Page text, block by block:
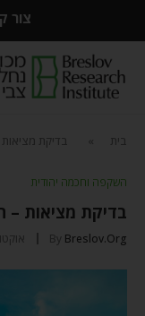
צור
בית בדיקת
השקפה וחכמה יהודית
בדיקת מציאות –
By Breslov.org אוקטובר